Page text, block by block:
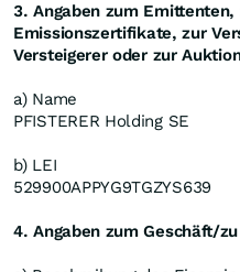
3. Angaben zum
Emissionszertifikate, zur
Versteigerer oder zur
a) Name
PFISTERER Holding SE
b) LEI
529900APPYG9TGZYS639
4. Angaben zum Geschäft/